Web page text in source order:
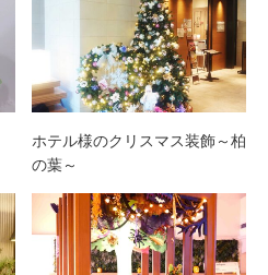
ホテル様のクリスマス装飾～柏
の葉～